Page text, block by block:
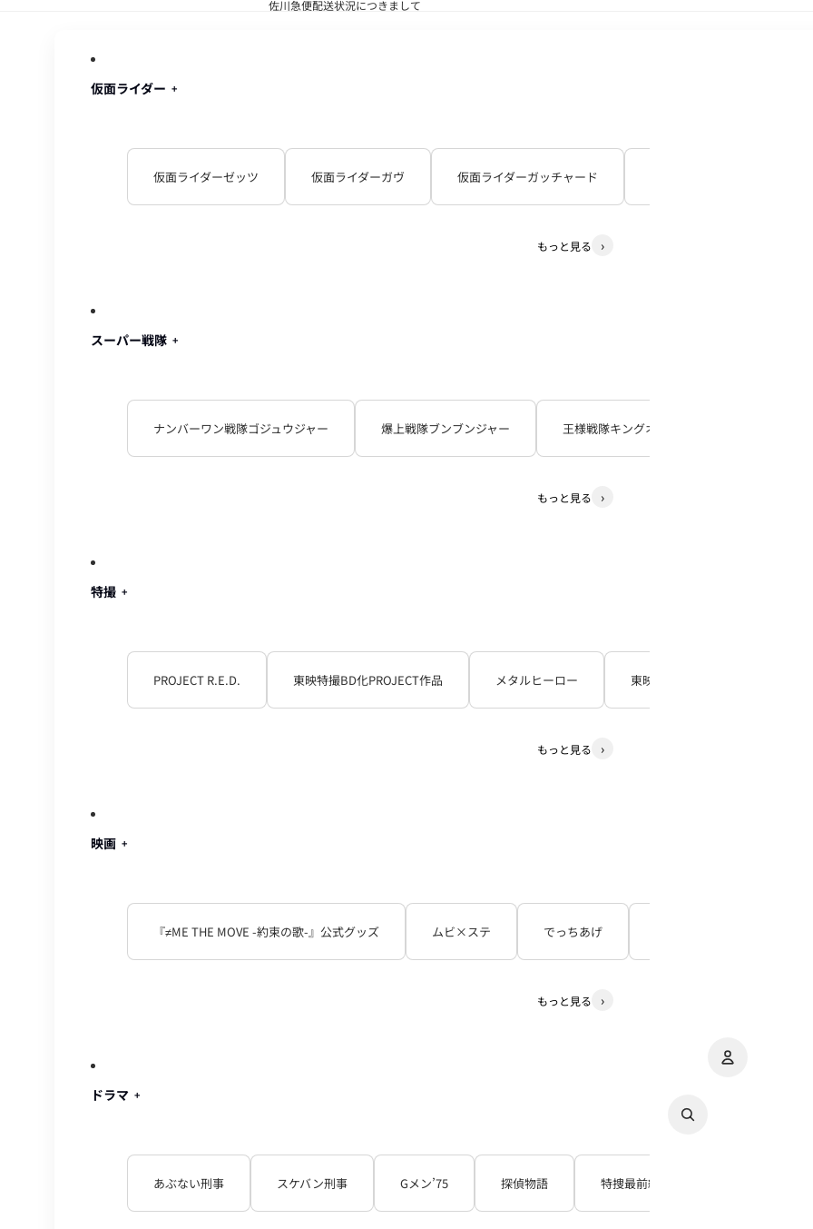
佐川急便配送状況につきまして
佐川急便配送状況につきまして
仮面ライダー
仮面ライダーゼッツ 仮面ライダーガヴ 仮面ライダーガッチャード
もっと見る
スーパー戦隊
ナンバーワン戦隊ゴジュウジャー 爆上戦隊ブンブンジャー 王様戦隊キングオージャー
もっと見る
特撮
PROJECT R.E.D. 東映特撮BD化PROJECT作品 メタルヒーロー 東映TV特撮シリーズ
もっと見る
映画
『≠ME THE MOVE -約束の歌-』公式グッズ ムビ×ステ でっちあげ
もっと見る
ドラマ
あぶない刑事 スケバン刑事 Gメン’75 探偵物語 特捜最前線